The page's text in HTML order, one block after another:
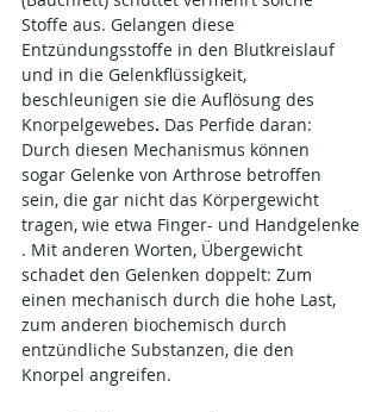
Stoffe aus. Gelangen diese
Entzündungsstoffe in den Blutkreislauf
und in die Gelenkflüssigkeit,
beschleunigen sie die Auflösung des
Knorpelgewebes​. Das Perfide daran:
Durch diesen Mechanismus können
sogar Gelenke von Arthrose betroffen
sein, die gar nicht das Körpergewicht
tragen, wie etwa Finger- und Handgelenke​
. Mit anderen Worten, Übergewicht
schadet den Gelenken doppelt: Zum
einen mechanisch durch die hohe Last,
zum anderen biochemisch durch
entzündliche Substanzen, die den
Knorpel angreifen​.